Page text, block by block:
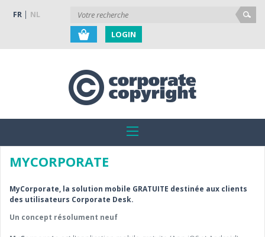
FR NL
LOGIN
MYCORPORATE
MyCorporate, la solution mobile GRATUITE destinée aux clients
des utilisateurs Corporate Desk.
Un concept résolument neuf